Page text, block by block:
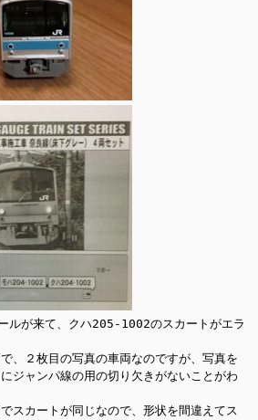
ルが来て、クハ205-1002のスカートがエラ
、２枚目の写真の車両なのですが、写真を
ジャンパ線の用の切り欠きがないことがわ
スカートが同じなので、形状を間違えてス